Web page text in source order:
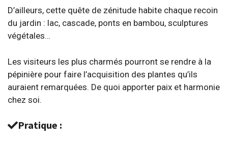
D’ailleurs, cette quête de zénitude habite chaque recoin
du jardin : lac, cascade, ponts en bambou, sculptures
végétales…
Les visiteurs les plus charmés pourront se rendre à la
pépinière pour faire l’acquisition des plantes qu’ils
auraient remarquées. De quoi apporter paix et harmonie
chez soi.
Pratique :